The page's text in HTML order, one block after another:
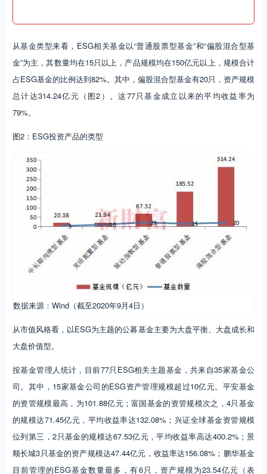
从基金类型来看，ESG相关基金以“普通股票型基金”和“偏股混合型基
金”为主，其数量均在15只以上，产品规模均在150亿元以上，规模合计
占ESG基金的比例达到82%。其中，偏股混合型基金有20只，资产规模
总计达314.24亿元（图2）。这77只基金成立以来的平均收益率为
79%。
图2：ESG投资产品的类型
数据来源：Wind（截至2020年9月4日）
从市值风格看，以ESG为主题的公募基金主要为大盘平衡、大盘成长和
大盘价值型。
按基金管理人统计，目前77只ESG相关主题基金，共来自35家基金公
司。其中，15家基金公司的ESG资产管理规模超过10亿元。平安基金
的资管规模最高，为101.88亿元；富国基金的资管规模次之，4只基金
的规模达71.45亿元，平均收益率达132.08%；兴证全球基金资管规模
位列第三，2只基金的规模达67.53亿元，平均收益率高达400.2%；景
顺长城3只基金的资产规模达47.44亿元，收益率达156.08%；鹏华基金
目前管理的ESG基金数量最多，有6只，资产规模为23.54亿元（表